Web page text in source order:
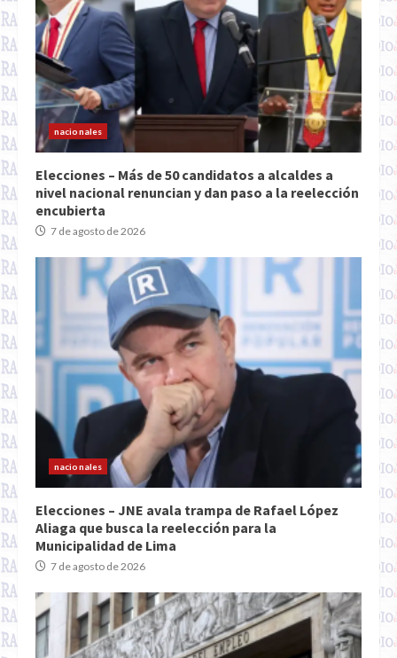
nacionales
Elecciones – Más de 50 candidatos a alcaldes a
nivel nacional renuncian y dan paso a la reelección
encubierta
7 de agosto de 2026
nacionales
Elecciones – JNE avala trampa de Rafael López
Aliaga que busca la reelección para la
Municipalidad de Lima
7 de agosto de 2026